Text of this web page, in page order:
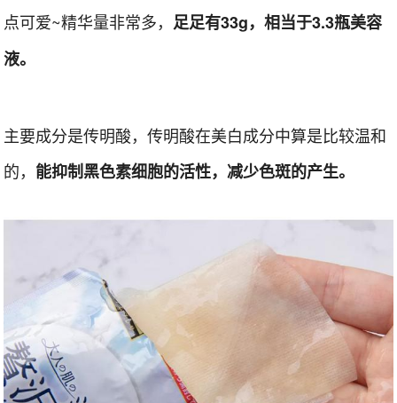
点可爱~精华量非常多， 足足有33g，相当于3.3瓶美容
液。
主要成分是传明酸，传明酸在美白成分中算是比较温和
的， 能抑制黑色素细胞的活性，减少色斑的产生。